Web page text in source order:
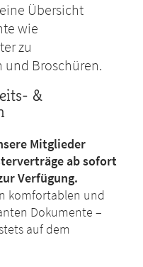
Übersicht
wie
zu
Broschüren.
&
Mitglieder
ab sofort
Verfügung.
komfortablen und
Dokumente –
auf dem